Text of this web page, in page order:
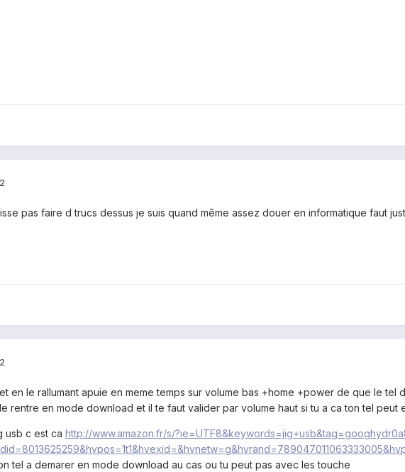
pas faire d trucs dessus je suis quand même assez douer en informatique faut
en le rallumant apuie en meme temps sur volume bas +home +power de que le tel
rentre en mode download et il te faut valider par volume haut si tu a ca ton tel peut
usb c est ca http://www.amazon.fr/s/
tel a demarer en mode download au cas ou tu peut pas avec les touche